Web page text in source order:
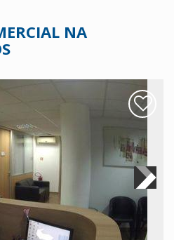
NA